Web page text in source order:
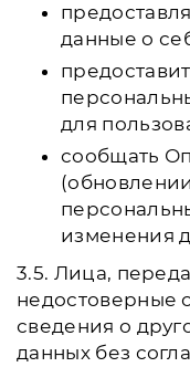
данные о
для
сообщать
изменения
3.5. Лица,
недостоверные
сведения о
данных без